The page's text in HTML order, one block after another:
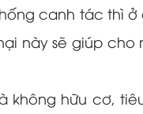
canh tác thì
này sẽ giúp cho
không hữu cơ,